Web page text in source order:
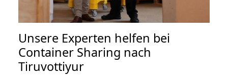
Unsere Experten helfen bei
Container Sharing nach
Tiruvottiyur